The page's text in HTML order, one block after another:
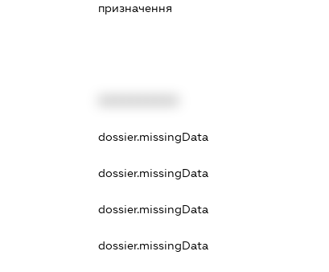
призначення
dossier.missingData
dossier.missingData
dossier.missingData
dossier.missingData